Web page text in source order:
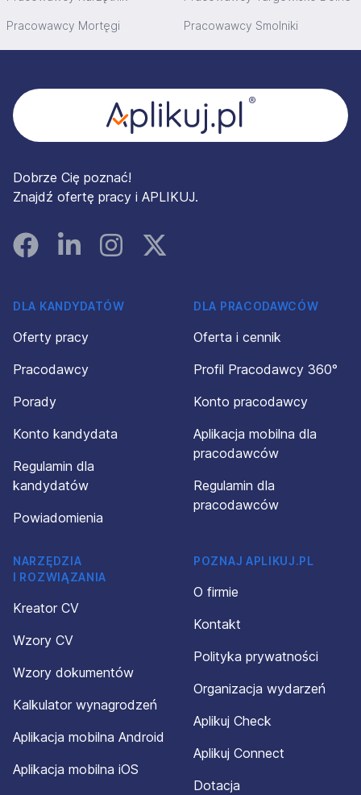
Pracowawcy Mortęgi Pracowawcy Smolniki
Dobrze Cię poznać!
Znajdź ofertę pracy i APLIKUJ.
FacebookLinked InInstagramInstagram
DLA KANDYDATÓW
Oferty pracy
Pracodawcy
Porady
Konto kandydata
Regulamin dla
kandydatów
Powiadomienia
DLA PRACODAWCÓW
Oferta i cennik
Profil Pracodawcy 360°
Konto pracodawcy
Aplikacja mobilna dla
pracodawców
Regulamin dla
pracodawców
NARZĘDZIA
I ROZWIĄZANIA
Kreator CV
Wzory CV
Wzory dokumentów
Kalkulator wynagrodzeń
Aplikacja mobilna Android
Aplikacja mobilna iOS
POZNAJ APLIKUJ.PL
O firmie
Kontakt
Polityka prywatności
Organizacja wydarzeń
Aplikuj Check
Aplikuj Connect
Dotacja